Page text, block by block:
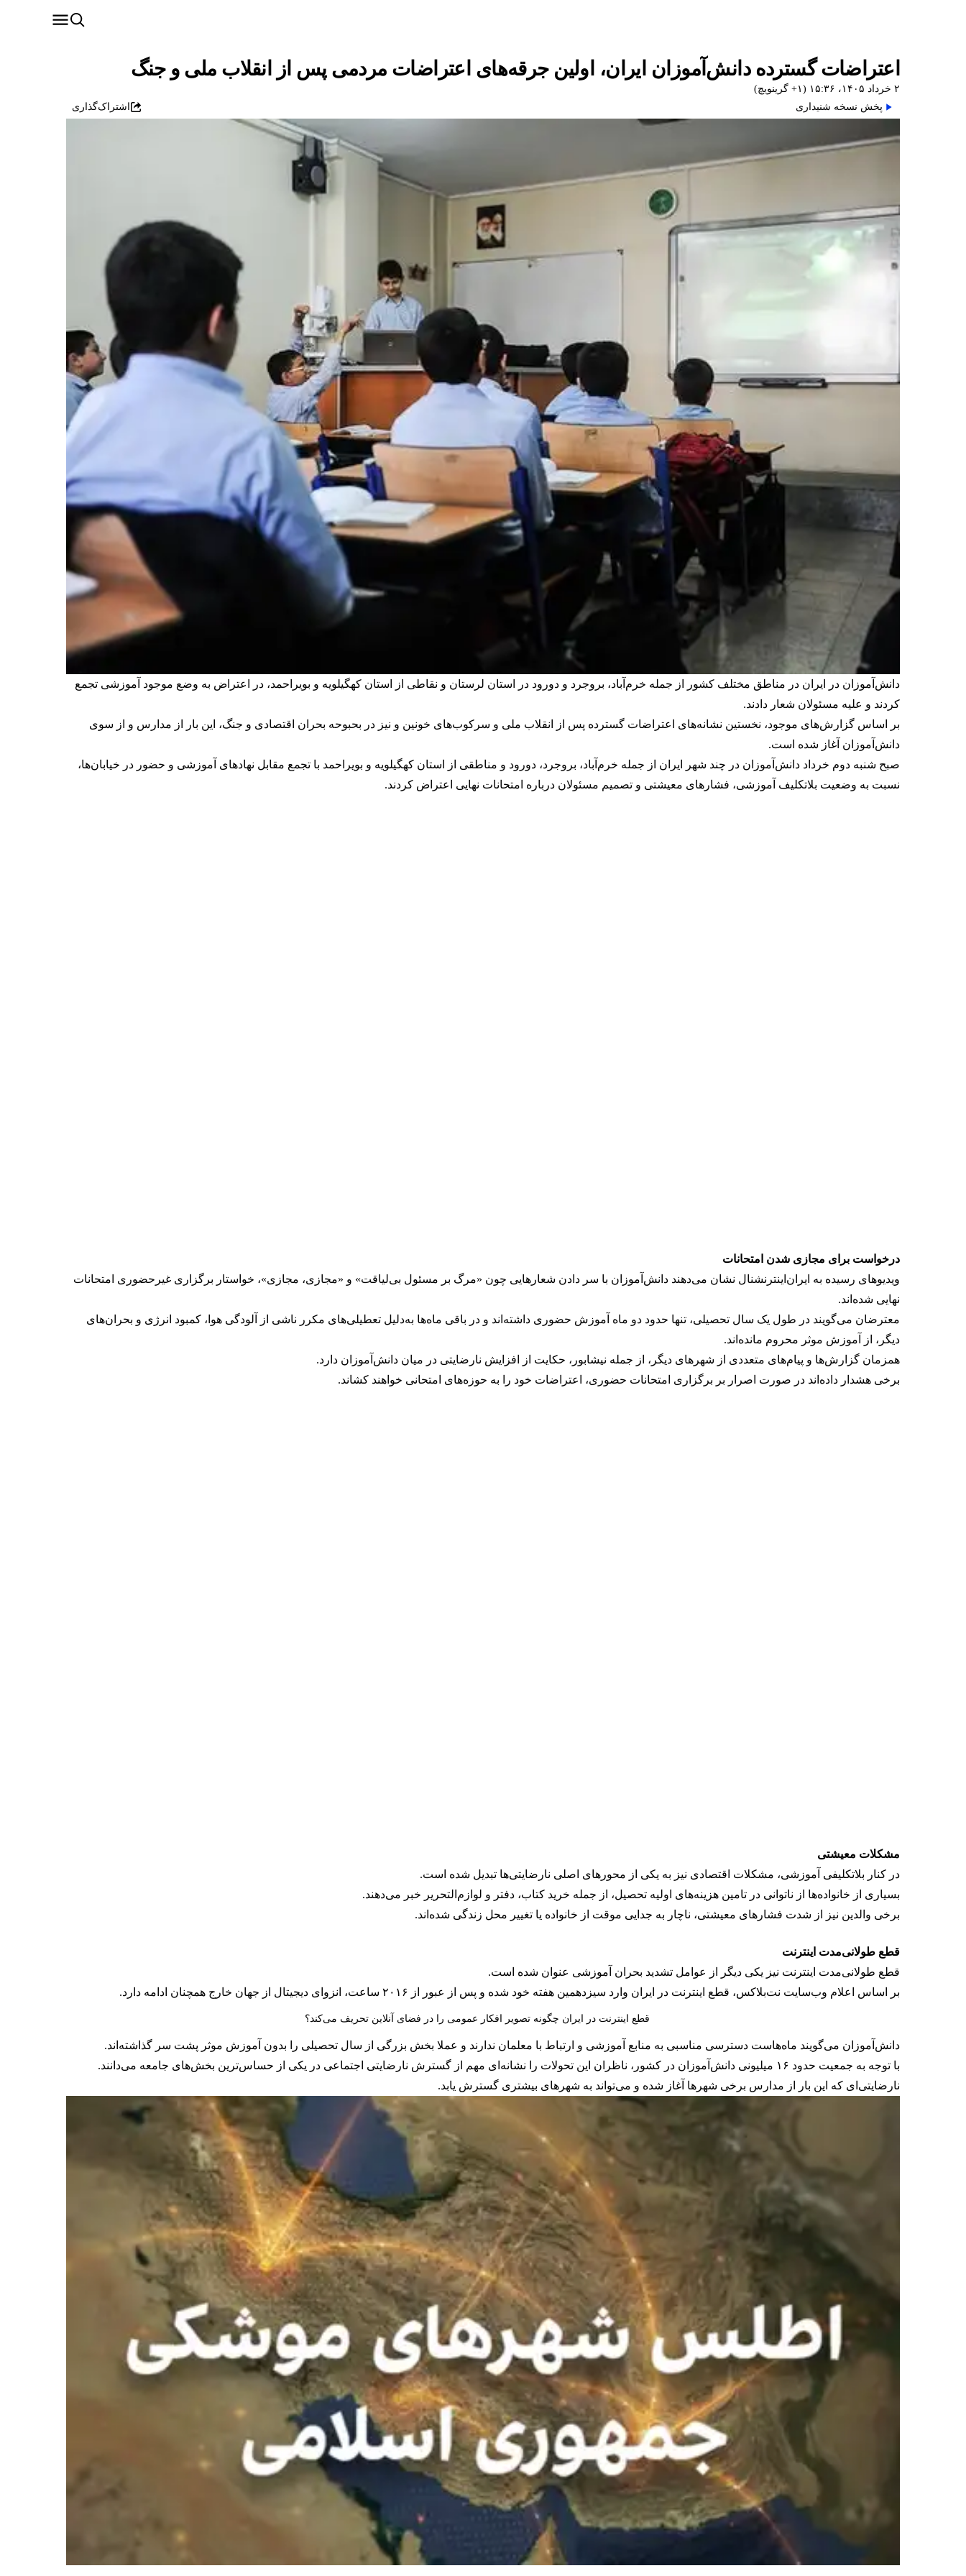
اعتراضات گسترده دانش‌آموزان ایران، اولین جرقه‌های اعتراضات مردمی پس از انقلاب ملی و جنگ
۲ خرداد ۱۴۰۵، ۱۵:۳۶ (‎+۱ گرینویچ)
پخش نسخه شنیداری
اشتراک‌گذاری
دانش‌آموزان در ایران در مناطق مختلف کشور از جمله خرم‌آباد، بروجرد و دورود در استان لرستان و نقاطی از استان کهگیلویه و بویراحمد، در اعتراض به وضع موجود آموزشی تجمع
کردند و علیه مسئولان شعار دادند.
بر اساس گزارش‌های موجود، نخستین نشانه‌های اعتراضات گسترده پس از انقلاب ملی و سرکوب‌های خونین و نیز در بحبوحه بحران اقتصادی و جنگ، این بار از مدارس و از سوی
دانش‌آموزان آغاز شده است.
صبح شنبه دوم خرداد دانش‌آموزان در چند شهر ایران از جمله خرم‌آباد، بروجرد، دورود و مناطقی از استان کهگیلویه و بویراحمد با تجمع مقابل نهادهای آموزشی و حضور در خیابان‌ها،
نسبت به وضعیت بلاتکلیف آموزشی، فشارهای معیشتی و تصمیم مسئولان درباره امتحانات نهایی اعتراض کردند.
درخواست برای مجازی شدن امتحانات
ویدیوهای رسیده به ایران‌اینترنشنال نشان می‌دهند دانش‌آموزان با سر دادن شعارهایی چون «مرگ بر مسئول بی‌لیاقت» و «مجازی، مجازی»، خواستار برگزاری غیرحضوری امتحانات
نهایی شده‌اند.
معترضان می‌گویند در طول یک سال تحصیلی، تنها حدود دو ماه آموزش حضوری داشته‌اند و در باقی ماه‌ها به‌دلیل تعطیلی‌های مکرر ناشی از آلودگی هوا، کمبود انرژی و بحران‌های
دیگر، از آموزش موثر محروم مانده‌اند.
همزمان گزارش‌ها و پیام‌های متعددی از شهرهای دیگر، از جمله نیشابور، حکایت از افزایش نارضایتی در میان دانش‌آموزان دارد.
برخی هشدار داده‌اند در صورت اصرار بر برگزاری امتحانات حضوری، اعتراضات خود را به حوزه‌های امتحانی خواهند کشاند.
مشکلات معیشتی
در کنار بلاتکلیفی آموزشی، مشکلات اقتصادی نیز به یکی از محورهای اصلی نارضایتی‌ها تبدیل شده است.
بسیاری از خانواده‌ها از ناتوانی در تامین هزینه‌های اولیه تحصیل، از جمله خرید کتاب، دفتر و لوازم‌التحریر خبر می‌دهند.
برخی والدین نیز از شدت فشارهای معیشتی، ناچار به جدایی موقت از خانواده یا تغییر محل زندگی شده‌اند.
قطع طولانی‌مدت اینترنت
قطع طولانی‌مدت اینترنت نیز یکی دیگر از عوامل تشدید بحران آموزشی عنوان شده است.
بر اساس اعلام وب‌سایت نت‌بلاکس، قطع اینترنت در ایران وارد سیزدهمین هفته خود شده و پس از عبور از ۲۰۱۶ ساعت، انزوای دیجیتال از جهان خارج همچنان ادامه دارد.
قطع اینترنت در ایران چگونه تصویر افکار عمومی را در فضای آنلاین تحریف می‌کند؟
دانش‌آموزان می‌گویند ماه‌هاست دسترسی مناسبی به منابع آموزشی و ارتباط با معلمان ندارند و عملا بخش بزرگی از سال تحصیلی را بدون آموزش موثر پشت سر گذاشته‌اند.
با توجه به جمعیت حدود ۱۶ میلیونی دانش‌آموزان در کشور، ناظران این تحولات را نشانه‌ای مهم از گسترش نارضایتی اجتماعی در یکی از حساس‌ترین بخش‌های جامعه می‌دانند.
نارضایتی‌ای که این بار از مدارس برخی شهرها آغاز شده و می‌تواند به شهرهای بیشتری گسترش یابد.